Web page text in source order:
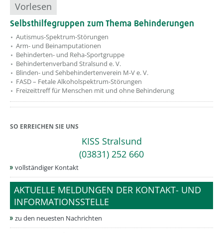
Vorlesen
Selbsthilfegruppen zum Thema Behinderungen
??? absaetzeOben[1]/titel ???
Autismus-Spektrum-Störungen
Arm- und Beinamputationen
Behinderten- und Reha-Sportgruppe
Behindertenverband Stralsund e. V.
Blinden- und Sehbehindertenverein M-V e. V.
FASD – Fetale Alkoholspektrum-Störungen
Freizeittreff für Menschen mit und ohne Behinderung
SO ERREICHEN SIE UNS
KISS Stralsund
(03831) 252 660
vollständiger Kontakt
AKTUELLE MELDUNGEN DER KONTAKT- UND
INFORMATIONSSTELLE
zu den neuesten Nachrichten